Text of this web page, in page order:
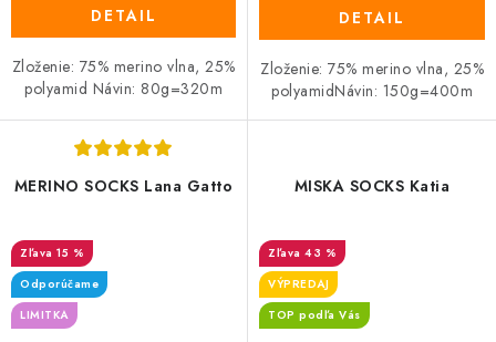
DETAIL
Zloženie: 75% merino vlna, 25%
polyamid Návin: 80g=320m
DETAIL
Zloženie: 75% merino vlna, 25%
polyamidNávin: 150g=400m
MERINO SOCKS Lana Gatto
15 %
Odporúčame
LIMITKA
MISKA SOCKS Katia
43 %
VÝPREDAJ
TOP podľa Vás